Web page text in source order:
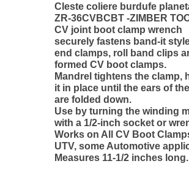
Cleste coliere burdufe
ZR-36CVBCBT -ZIMBER
CV joint boot clamp wrench
securely fastens band-it
end clamps, roll band clips
formed CV boot clamps.
Mandrel tightens the clamp,
it in place until the ears of
are folded down.
Use by turning the winding
with a 1/2-inch socket or
Works on All CV Boot
UTV, some Automotive
Measures 11-1/2 inches long.